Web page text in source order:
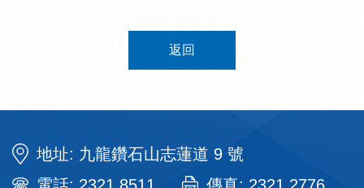
返回
地址: 九龍鑽石山志蓮道 9 號